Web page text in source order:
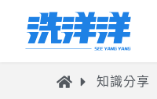
知識分享